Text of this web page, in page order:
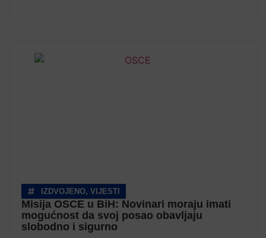
IZDVOJENO, VIJESTI
Misija OSCE u BiH: Novinari moraju imati
mogućnost da svoj posao obavljaju
slobodno i sigurno